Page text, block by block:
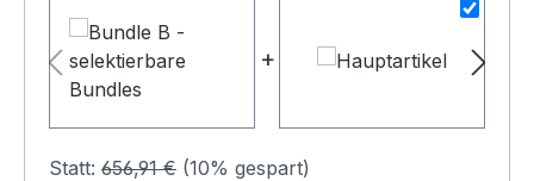
+
Statt: 656,91 € (10% gespart)